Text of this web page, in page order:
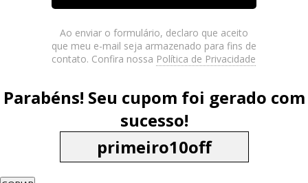
Ao enviar o formulário, declaro que aceito
que meu e-mail seja armazenado para fins de
contato. Confira nossa Política de Privacidade
Parabéns! Seu cupom foi gerado com
sucesso!